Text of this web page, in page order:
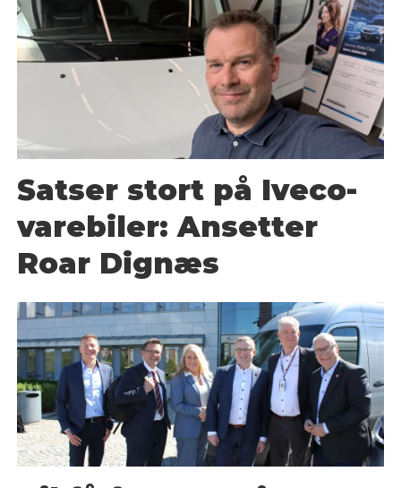
Satser stort på Iveco-
varebiler: Ansetter
Roar Dignæs